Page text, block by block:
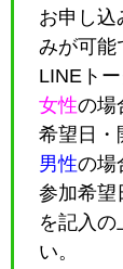
お申し込
みが可能
LINEト
女性の場
希望日・
男性の場
参加希望
を記入の
い。